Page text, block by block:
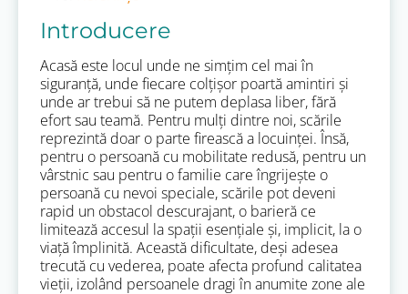
Introducere
Acasă este locul unde ne simțim cel mai în
siguranță, unde fiecare colțișor poartă amintiri și
unde ar trebui să ne putem deplasa liber, fără
efort sau teamă. Pentru mulți dintre noi, scările
reprezintă doar o parte firească a locuinței. Însă,
pentru o persoană cu mobilitate redusă, pentru un
vârstnic sau pentru o familie care îngrijește o
persoană cu nevoi speciale, scările pot deveni
rapid un obstacol descurajant, o barieră ce
limitează accesul la spații esențiale și, implicit, la o
viață împlinită. Această dificultate, deși adesea
trecută cu vederea, poate afecta profund calitatea
vieții, izolând persoanele dragi în anumite zone ale